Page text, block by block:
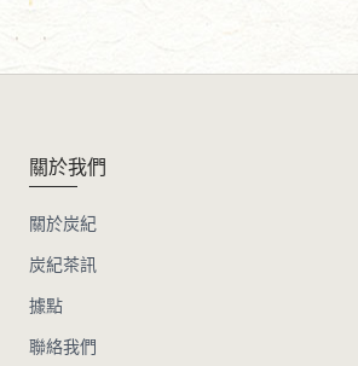
關於我們
關於炭紀
炭紀茶訊
據點
聯絡我們